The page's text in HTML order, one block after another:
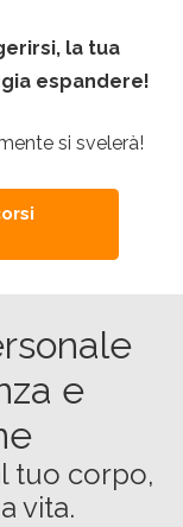
la tua
espandere!
si svelerà!
e
tuo corpo,
vita.